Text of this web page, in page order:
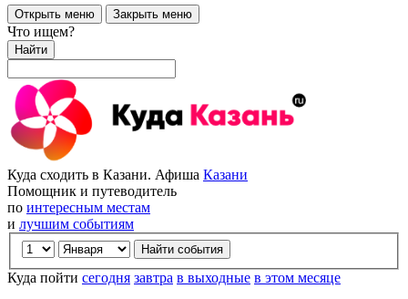
Открыть меню Закрыть меню
Что ищем?
Найти
Куда сходить в Казани. Афиша Казани
Помощник и путеводитель
по интересным местам
и лучшим событиям
Куда пойти сегодня завтра в выходные в этом месяце